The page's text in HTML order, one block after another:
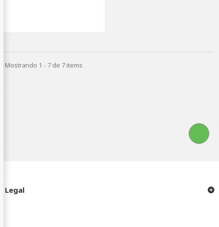
Mostrando 1 - 7 de 7 items
Legal